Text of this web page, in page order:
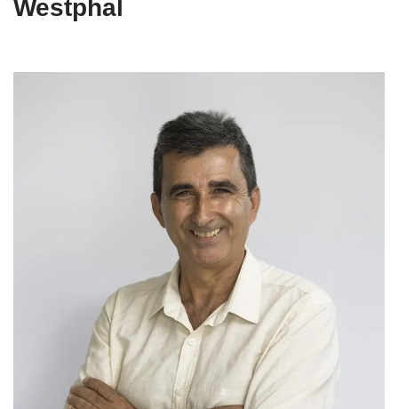
Westphal